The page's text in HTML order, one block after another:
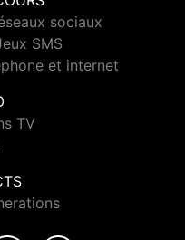
sociaux
SMS
et internet
TV